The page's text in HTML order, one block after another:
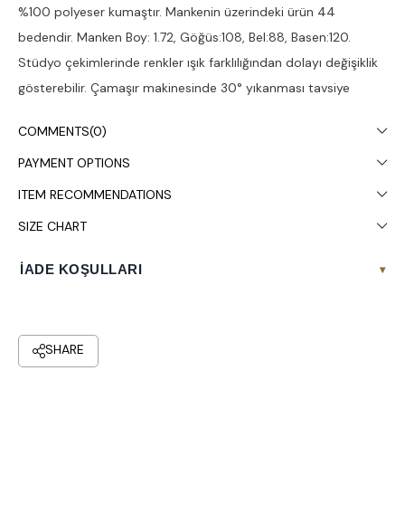
%100 polyeser kumaştır. Mankenin üzerindeki ürün 44
bedendir. Manken Boy: 1.72, Göğüs:108, Bel:88, Basen:120.
Stüdyo çekimlerinde renkler ışık farklılığından dolayı değişiklik
gösterebilir. Çamaşır makinesinde 30° yıkanması tavsiye
COMMENTS(0)
PAYMENT OPTIONS
ITEM RECOMMENDATIONS
SIZE CHART
İADE KOŞULLARI ▾